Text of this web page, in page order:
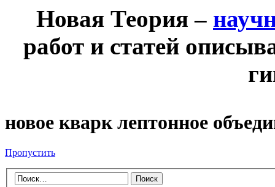
Новая Теория –
работ и статей
новое кварк лептонное
Пропустить